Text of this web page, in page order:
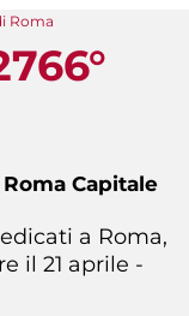
Roma
Capitale
a Roma,
il 21 aprile -